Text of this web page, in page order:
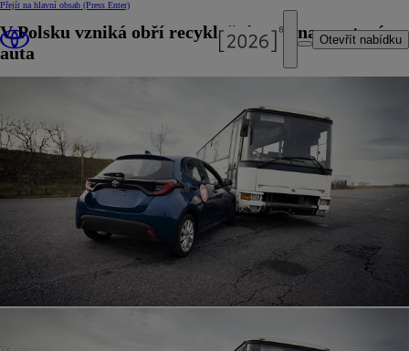
Přejít na hlavní obsah (Press Enter)
Otevřít nabídku
V Polsku vzniká obří recyklační továrna na stará
auta